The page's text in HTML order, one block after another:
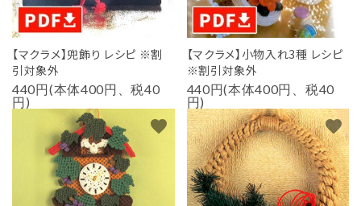
【マクラメ】兜飾り レシピ ※割
引対象外
440円(本体400円、税40
円)
【マクラメ】小物入れ3種 レシピ
※割引対象外
440円(本体400円、税40
円)
favorite favorite